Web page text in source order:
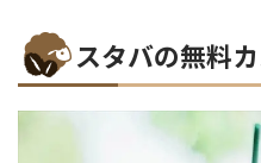
スタバの無料